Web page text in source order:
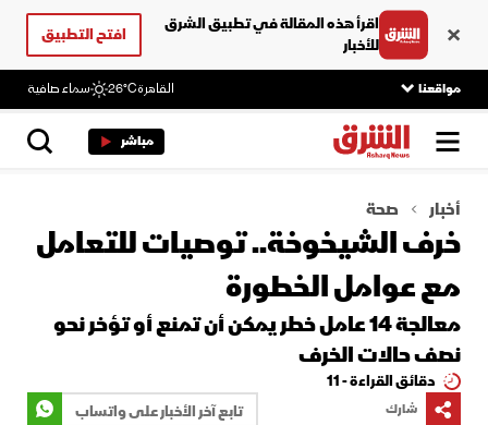
اقرأ هذه المقالة في تطبيق الشرق
للأخبار
افتح التطبيق
مواقعنا القاهرة26°C سماء صافية
مباشر
أخبار صحة
خرف الشيخوخة.. توصيات للتعامل
مع عوامل الخطورة
معالجة 14 عامل خطر يمكن أن تمنع أو تؤخر نحو
نصف حالات الخرف
دقائق القراءة - 11
شارك
تابع آخر الأخبار على واتساب